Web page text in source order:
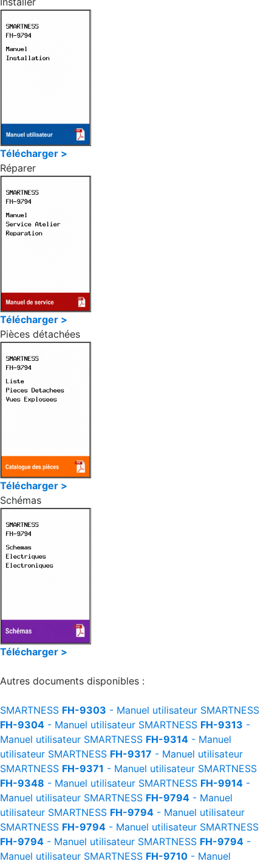
Télécharger >
Réparer
Télécharger >
Pièces détachées
Télécharger >
Schémas
Télécharger >
Autres documents disponibles :
SMARTNESS FH-9303 - Manuel utilisateur SMARTNESS
FH-9304 - Manuel utilisateur SMARTNESS FH-9313 -
Manuel utilisateur SMARTNESS FH-9314 - Manuel
utilisateur SMARTNESS FH-9317 - Manuel utilisateur
SMARTNESS FH-9371 - Manuel utilisateur SMARTNESS
FH-9348 - Manuel utilisateur SMARTNESS FH-9914 -
Manuel utilisateur SMARTNESS FH-9794 - Manuel
utilisateur SMARTNESS FH-9794 - Manuel utilisateur
SMARTNESS FH-9794 - Manuel utilisateur SMARTNESS
FH-9794 - Manuel utilisateur SMARTNESS FH-9794 -
Manuel utilisateur SMARTNESS FH-9710 - Manuel